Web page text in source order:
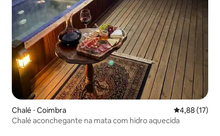
Chalé ⋅ Coimbra 4,88 de uma
4,88 (17)
Chalé aconchegante na mata com hidro aquecida